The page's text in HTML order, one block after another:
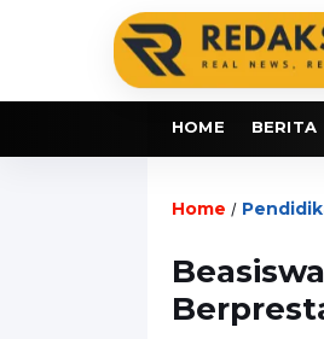
HOME BERITA
Home /